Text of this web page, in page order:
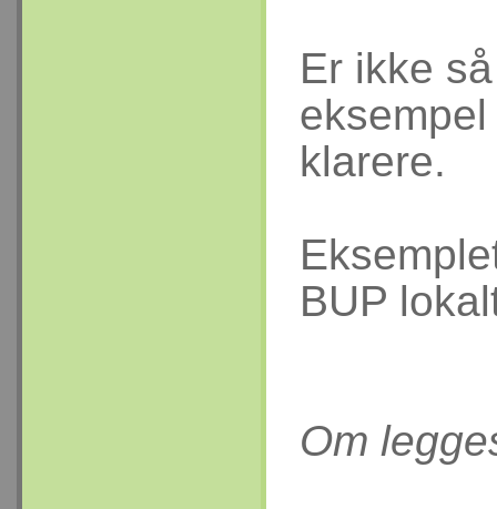
Er ikke
klarere.
BUP
Om